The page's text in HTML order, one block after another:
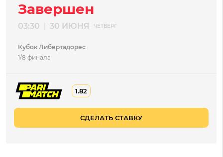
Завершен
03:30 30 ИЮНЯ ЧЕТВЕРГ
Кубок Либертадорес
1/8 финала
1.82
СДЕЛАТЬ СТАВКУ